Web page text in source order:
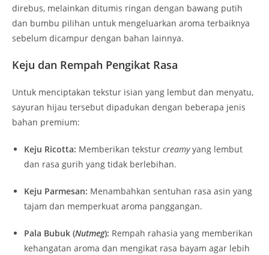
direbus, melainkan ditumis ringan dengan bawang putih
dan bumbu pilihan untuk mengeluarkan aroma terbaiknya
sebelum dicampur dengan bahan lainnya.
Keju dan Rempah Pengikat Rasa
Untuk menciptakan tekstur isian yang lembut dan menyatu,
sayuran hijau tersebut dipadukan dengan beberapa jenis
bahan premium:
Keju Ricotta: Memberikan tekstur creamyyang lembut
dan rasa gurih yang tidak berlebihan.
Keju Parmesan: Menambahkan sentuhan rasa asin yang
tajam dan memperkuat aroma panggangan.
Pala Bubuk (Nutmeg): Rempah rahasia yang memberikan
kehangatan aroma dan mengikat rasa bayam agar lebih